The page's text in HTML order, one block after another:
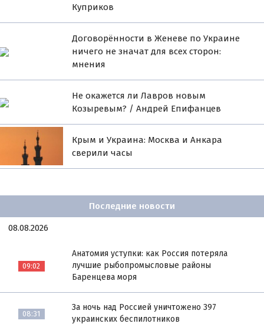
Куприков
Договорённости в Женеве по Украине
ничего не значат для всех сторон:
мнения
Не окажется ли Лавров новым
Козыревым? / Андрей Епифанцев
Крым и Украина: Москва и Анкара
сверили часы
Последние новости
08.08.2026
09:02
Анатомия уступки: как Россия потеряла
лучшие рыбопромысловые районы
Баренцева моря
08:31
За ночь над Россией уничтожено 397
украинских беспилотников